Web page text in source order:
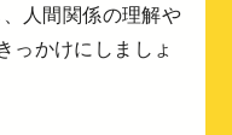
人間関係の理解や
っかけにしましょ